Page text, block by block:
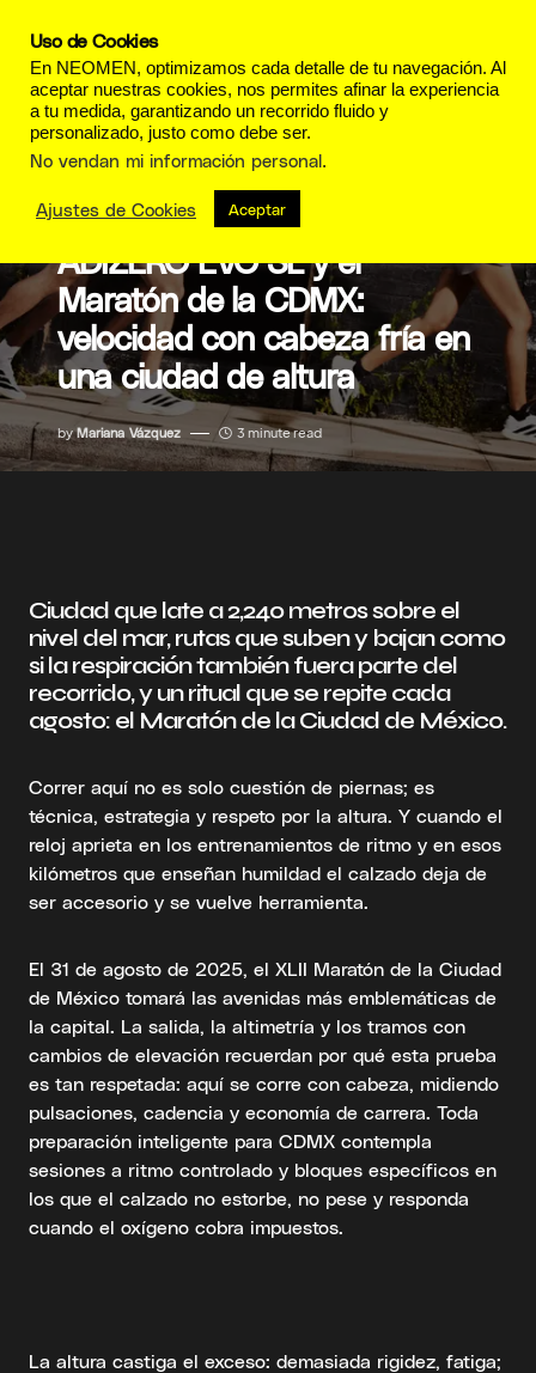
MODA
ADIZERO EVO SL y el
Maratón de la CDMX:
velocidad con cabeza fría en
una ciudad de altura
by Mariana Vázquez 3 minute read
Ciudad que late a 2,240 metros sobre el
nivel del mar, rutas que suben y bajan como
si la respiración también fuera parte del
recorrido, y un ritual que se repite cada
agosto: el Maratón de la Ciudad de México.
Correr aquí no es solo cuestión de piernas; es
técnica, estrategia y respeto por la altura. Y cuando el
reloj aprieta en los entrenamientos de ritmo y en esos
kilómetros que enseñan humildad el calzado deja de
ser accesorio y se vuelve herramienta.
El 31 de agosto de 2025, el XLII Maratón de la Ciudad
de México tomará las avenidas más emblemáticas de
la capital. La salida, la altimetría y los tramos con
cambios de elevación recuerdan por qué esta prueba
es tan respetada: aquí se corre con cabeza, midiendo
pulsaciones, cadencia y economía de carrera. Toda
preparación inteligente para CDMX contempla
sesiones a ritmo controlado y bloques específicos en
los que el calzado no estorbe, no pese y responda
cuando el oxígeno cobra impuestos.
La altura castiga el exceso: demasiada rigidez, fatiga;
Uso de Cookies
En NEOMEN, optimizamos cada detalle de tu navegación. Al
aceptar nuestras cookies, nos permites afinar la experiencia
a tu medida, garantizando un recorrido fluido y
personalizado, justo como debe ser.
No vendan mi información personal.
Ajustes de Cookies Aceptar